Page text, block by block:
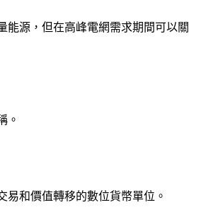
能源，但在高峰電網需求期間可以關
。
易和價值轉移的數位貨幣單位。